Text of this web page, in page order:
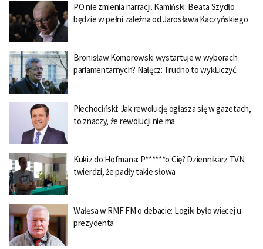
PO nie zmienia narracji. Kamiński: Beata Szydło
będzie w pełni zależna od Jarosława Kaczyńskiego
Bronisław Komorowski wystartuje w wyborach
parlamentarnych? Nałęcz: Trudno to wykluczyć
Piechociński: Jak rewolucję ogłasza się w gazetach,
to znaczy, że rewolucji nie ma
Kukiz do Hofmana: P******o Cię? Dziennikarz TVN
twierdzi, że padły takie słowa
Wałęsa w RMF FM o debacie: Logiki było więcej u
prezydenta